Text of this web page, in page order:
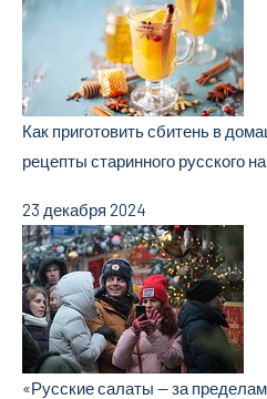
Как приготовить сбитень в
рецепты старинного русского
23 декабря 2024
«Русские салаты — за